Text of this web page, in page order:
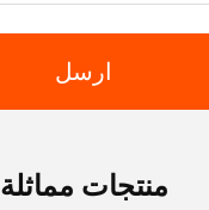
ارسل
منتجات مماثلة